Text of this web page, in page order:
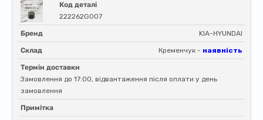
Код деталі
222262G007
Бренд KIA-HYUNDAI
Склад Кременчук - наявність
Термін доставки
Замовлення до 17:00, відвантаження після оплати у день
замовлення
Примітка